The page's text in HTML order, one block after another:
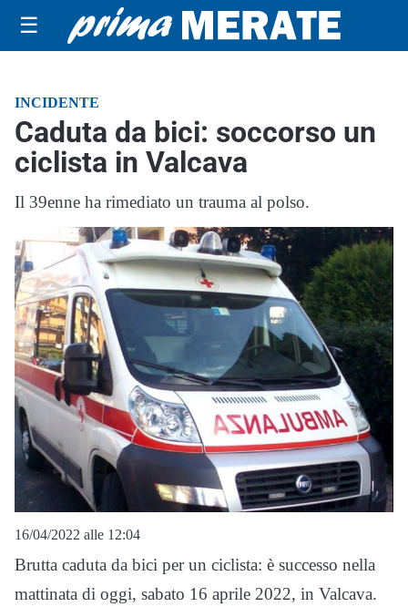
☰
INCIDENTE
Caduta da bici: soccorso un
ciclista in Valcava
Il 39enne ha rimediato un trauma al polso.
16/04/2022 alle 12:04
Brutta caduta da bici per un ciclista: è successo nella
mattinata di oggi, sabato 16 aprile 2022, in Valcava.